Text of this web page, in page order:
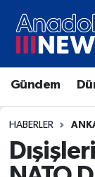
Gündem
HABERLER
Hava
Trafik
Süper Lig
Tüm